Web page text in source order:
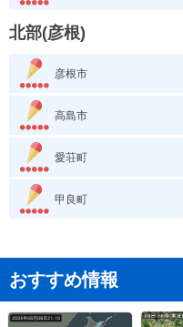
北部(彦根)
彦根市
高島市
愛荘町
甲良町
おすすめ情報